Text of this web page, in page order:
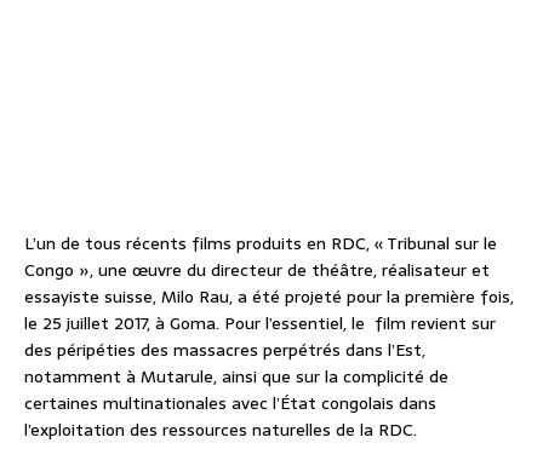
L’un de tous récents films produits en RDC, « Tribunal sur le
Congo », une œuvre du directeur de théâtre, réalisateur et
essayiste suisse, Milo Rau, a été projeté pour la première fois,
le 25 juillet 2017, à Goma. Pour l’essentiel, le film revient sur
des péripéties des massacres perpétrés dans l’Est,
notamment à Mutarule, ainsi que sur la complicité de
certaines multinationales avec l’État congolais dans
l’exploitation des ressources naturelles de la RDC.